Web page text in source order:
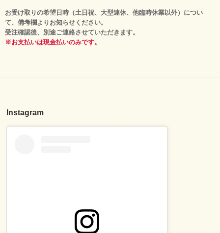
お受け取りの希望日時（土日祝、大型連休、他臨時休業以外）につい
て、備考欄よりお知らせください。
受注確認後、別途ご連絡させていただきます。
※お支払いは現金払いのみです。
Instagram